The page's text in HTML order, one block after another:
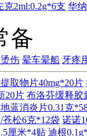
克2ml:0.2g*6支 华
备
伤 晕车晕船 牙疼
取物片40mg*20片
20片 布洛芬缓释胶
蓝消炎片0.31克
苍松6克*12袋 诺诺
厘米*4贴 迪根